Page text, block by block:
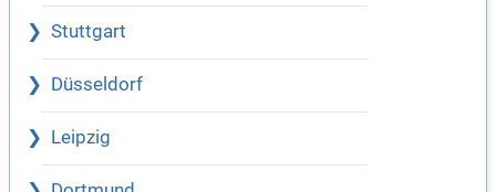
Stuttgart
Düsseldorf
Leipzig